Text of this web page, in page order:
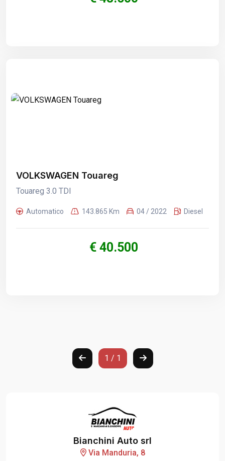
VOLKSWAGEN Touareg
Touareg 3.0 TDI
Automatico 143.865 Km 04 / 2022 Diesel
€ 40.500
1 / 1
Bianchini Auto srl
Via Manduria, 8